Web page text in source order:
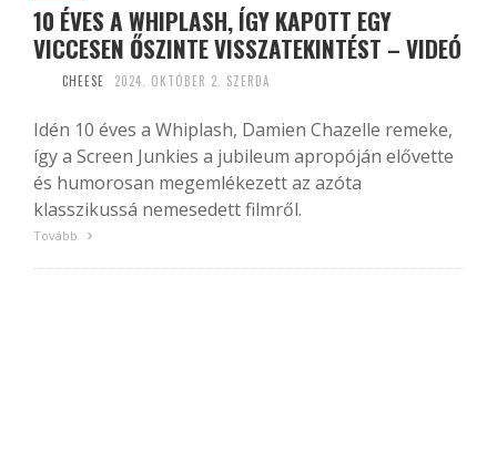
10 ÉVES A WHIPLASH, ÍGY KAPOTT EGY
VICCESEN ŐSZINTE VISSZATEKINTÉST – VIDEÓ
CHEESE 2024. OKTÓBER 2. SZERDA
Idén 10 éves a Whiplash, Damien Chazelle remeke,
így a Screen Junkies a jubileum apropóján elővette
és humorosan megemlékezett az azóta
klasszikussá nemesedett filmről.
Tovább